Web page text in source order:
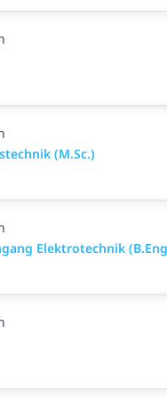
(M.Sc.)
Elektrotechnik